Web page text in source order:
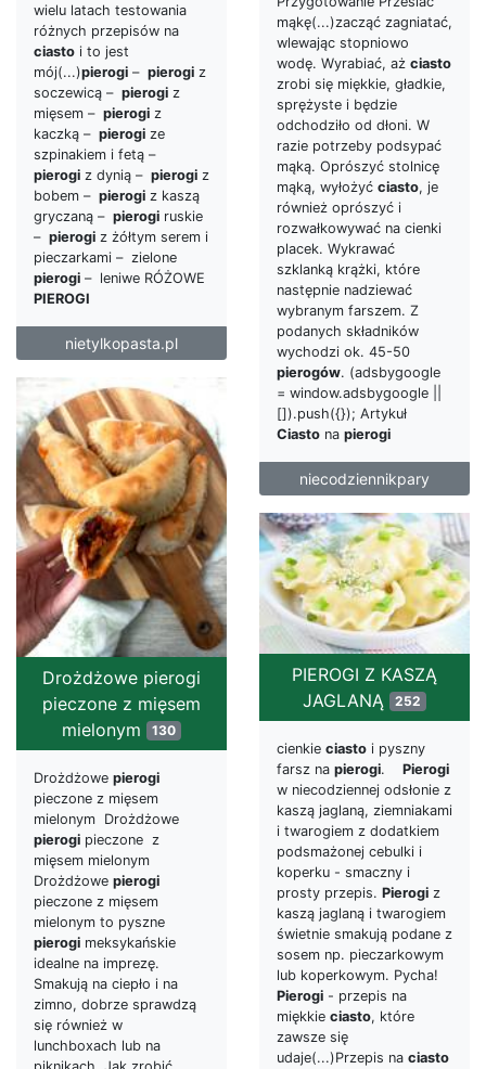
wielu latach testowania
różnych przepisów na
ciasto i to jest
mój(...)pierogi – pierogi z
soczewicą – pierogi z
mięsem – pierogi z
kaczką – pierogi ze
szpinakiem i fetą –
pierogi z dynią – pierogi z
bobem – pierogi z kaszą
gryczaną – pierogi ruskie
– pierogi z żółtym serem i
pieczarkami – zielone
pierogi – leniwe RÓŻOWE
PIEROGI
nietylkopasta.pl
mąkę(...)zacząć zagniatać,
wlewając stopniowo
wodę. Wyrabiać, aż ciasto
zrobi się miękkie, gładkie,
sprężyste i będzie
odchodziło od dłoni. W
razie potrzeby podsypać
mąką. Oprószyć stolnicę
mąką, wyłożyć ciasto, je
również oprószyć i
rozwałkowywać na cienki
placek. Wykrawać
szklanką krążki, które
następnie nadziewać
wybranym farszem. Z
podanych składników
wychodzi ok. 45-50
pierogów. (adsbygoogle
= window.adsbygoogle ||
[]).push({}); Artykuł
Ciasto na pierogi
niecodziennikpary
Drożdżowe pierogi
pieczone z mięsem
mielonym 130
Drożdżowe pierogi
pieczone z mięsem
mielonym Drożdżowe
pierogi pieczone z
mięsem mielonym
Drożdżowe pierogi
pieczone z mięsem
mielonym to pyszne
pierogi meksykańskie
idealne na imprezę.
Smakują na ciepło i na
zimno, dobrze sprawdzą
się również w
lunchboxach lub na
PIEROGI Z KASZĄ
JAGLANĄ 252
cienkie ciasto i pyszny
farsz na pierogi. Pierogi
w niecodziennej odsłonie z
kaszą jaglaną, ziemniakami
i twarogiem z dodatkiem
podsmażonej cebulki i
koperku - smaczny i
prosty przepis. Pierogi z
kaszą jaglaną i twarogiem
świetnie smakują podane z
sosem np. pieczarkowym
lub koperkowym. Pycha!
Pierogi - przepis na
miękkie ciasto, które
zawsze się
udaje(...)Przepis na ciasto